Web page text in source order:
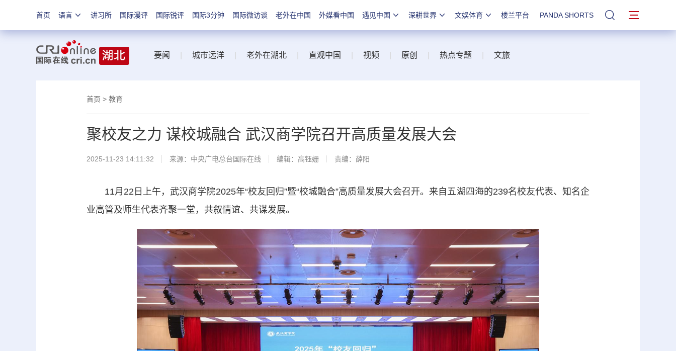
首页 语言 讲习所 国际漫评 国际锐评 国际3分钟 国际微访谈 老外在中国 外媒看中国 遇见中国 深耕世界 文娱体育 楼兰平台 PANDA SHORTS 站内搜索
要闻 城市远洋 老外在湖北 直观中国 视频 原创 热点专题 文旅
首页 > 教育
聚校友之力 谋校城融合 武汉商学院召开高质量发展大会
2025-11-23 14:11:32 来源：中央广电总台国际在线 编辑：高钰姗 责编：薛阳
11月22日上午，武汉商学院2025年“校友回归”暨“校城融合”高质量发展大会召开。来自五湖四海的239名校友代表、知名企
业高管及师生代表齐聚一堂，共叙情谊、共谋发展。